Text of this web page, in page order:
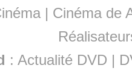
| Cinéma de
: Actualité DVD |